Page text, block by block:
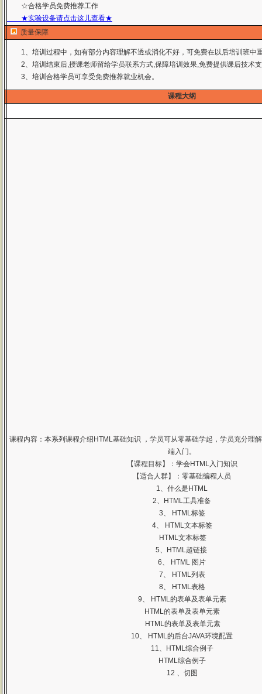
☆合格学员免费推荐工作
★实验设备请点击这儿查看★
质量保障
1、培训过程中，如有部分内容理解不透或消化不好，可免费在以后培训班中
2、培训结束后,授课老师留给学员联系方式,保障培训效果,免费提供课后技术
3、培训合格学员可享受免费推荐就业机会。
课程大纲
课程内容：本系列课程介绍HTML基础知识 ，学员可从零基础学起，学员充分理
端入门。
【课程目标】：学会HTML入门知识
【适合人群】：零基础编程人员
1、什么是HTML
2、HTML工具准备
3、 HTML标签
4、 HTML文本标签
HTML文本标签
5、HTML超链接
6、 HTML 图片
7、 HTML列表
8、 HTML表格
9、 HTML的表单及表单元素
HTML的表单及表单元素
HTML的表单及表单元素
10、 HTML的后台JAVA环境配置
11、HTML综合例子
HTML综合例子
12 、切图